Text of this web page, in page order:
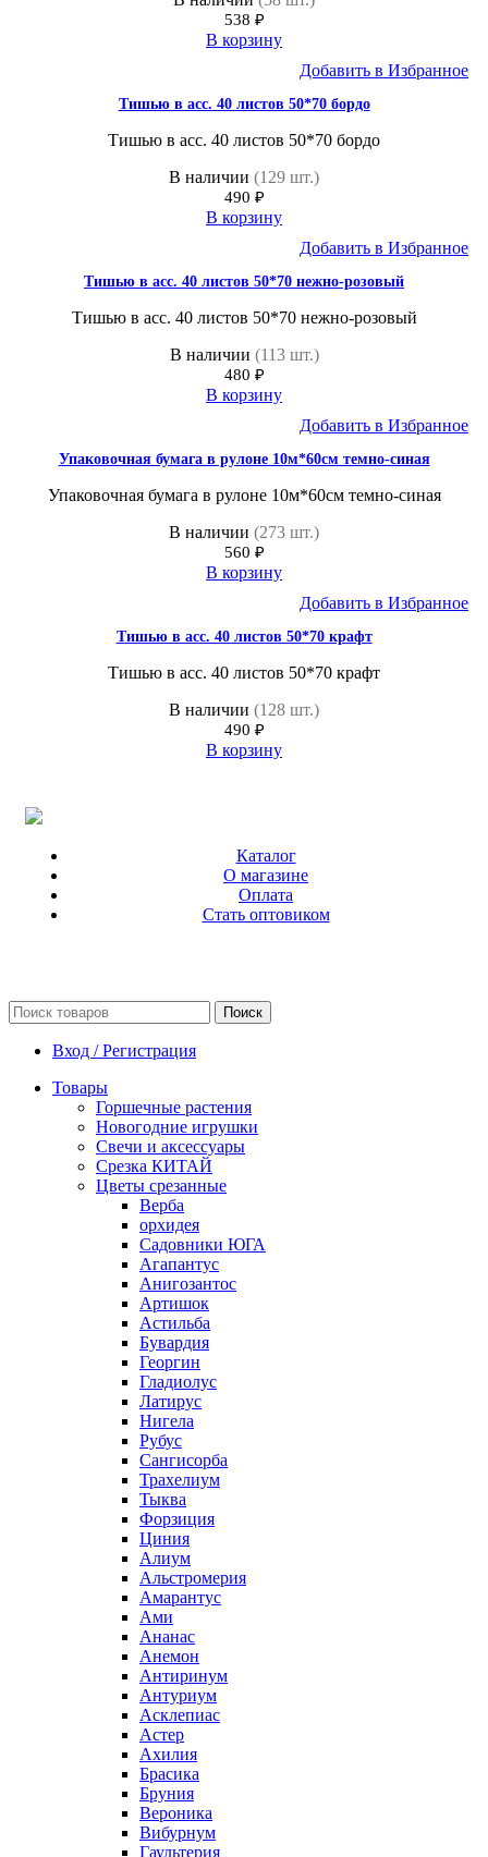
538 ₽
В корзину
Добавить в Избранное
Тишью в асс. 40 листов 50*70 бордо
Тишью в асс. 40 листов 50*70 бордо
В наличии (129 шт.)
490 ₽
В корзину
Добавить в Избранное
Тишью в асс. 40 листов 50*70 нежно-розовый
Тишью в асс. 40 листов 50*70 нежно-розовый
В наличии (113 шт.)
480 ₽
В корзину
Добавить в Избранное
Упаковочная бумага в рулоне 10м*60см темно-синая
Упаковочная бумага в рулоне 10м*60см темно-синая
В наличии (273 шт.)
560 ₽
В корзину
Добавить в Избранное
Тишью в асс. 40 листов 50*70 крафт
Тишью в асс. 40 листов 50*70 крафт
В наличии (128 шт.)
490 ₽
В корзину
Каталог
О магазине
Оплата
Стать оптовиком
Поиск
Вход / Регистрация
Товары
Горшечные растения
Новогодние игрушки
Свечи и аксессуары
Срезка КИТАЙ
Цветы срезанные
Верба
орхидея
Садовники ЮГА
Агапантус
Анигозантос
Артишок
Астильба
Бувардия
Георгин
Гладиолус
Латирус
Нигела
Рубус
Сангисорба
Трахелиум
Тыква
Форзиция
Циния
Алиум
Альстромерия
Амарантус
Ами
Ананас
Анемон
Антиринум
Антуриум
Асклепиас
Астер
Ахилия
Брасика
Бруния
Вероника
Вибурнум
Гаультерия